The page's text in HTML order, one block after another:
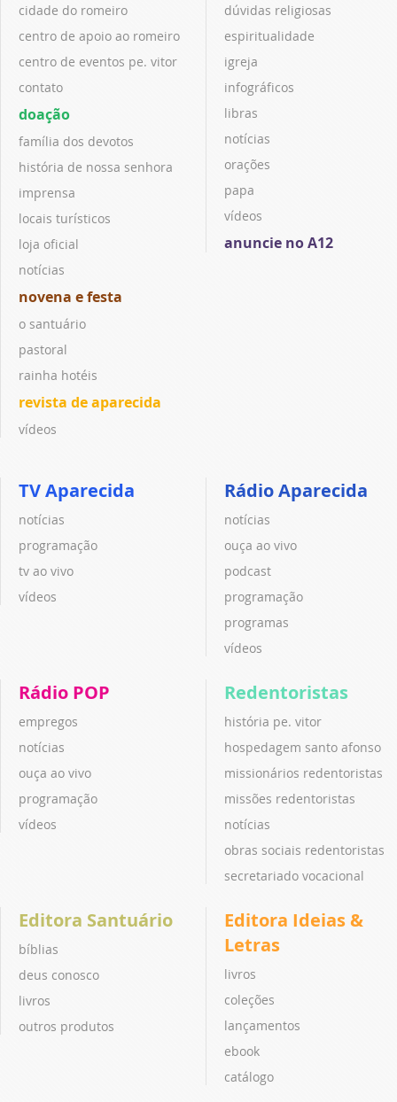
cidade do romeiro
centro de apoio ao romeiro
centro de eventos pe. vitor
contato
doação
família dos devotos
história de nossa senhora
imprensa
locais turísticos
loja oficial
notícias
novena e festa
o santuário
pastoral
rainha hotéis
revista de aparecida
vídeos
dúvidas religiosas
espiritualidade
igreja
infográficos
libras
notícias
orações
papa
vídeos
anuncie no A12
TV Aparecida
notícias
programação
tv ao vivo
vídeos
Rádio Aparecida
notícias
ouça ao vivo
podcast
programação
programas
vídeos
Rádio POP
empregos
notícias
ouça ao vivo
programação
vídeos
Redentoristas
história pe. vitor
hospedagem santo afonso
missionários redentoristas
missões redentoristas
notícias
obras sociais redentoristas
secretariado vocacional
Editora Santuário
bíblias
deus conosco
livros
outros produtos
Editora Ideias &
Letras
livros
coleções
lançamentos
ebook
catálogo